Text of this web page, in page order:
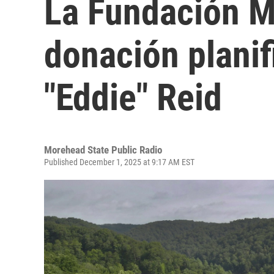
La Fundación
donación
"Eddie" Reid
Morehead State Public Radio
Published December 1, 2025 at 9:17 AM EST